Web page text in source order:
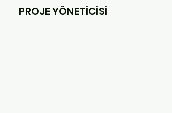
PROJE YÖNETİCİSİ